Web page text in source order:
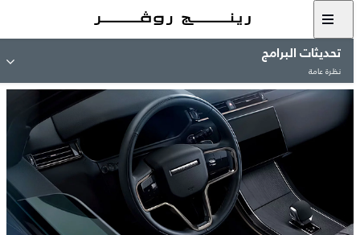
تحديثات البرامج
نظرة عامة